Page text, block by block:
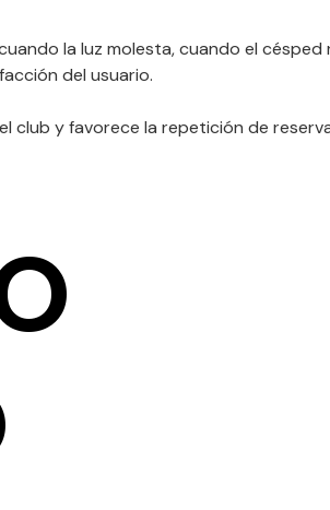
la luz molesta, cuando el césped
del usuario.
club y favorece la repetición de